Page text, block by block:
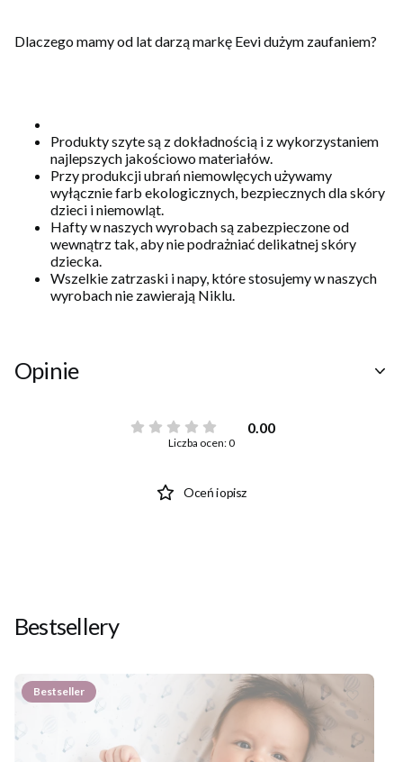
Dlaczego mamy od lat darzą markę Eevi dużym zaufaniem?
Produkty szyte są z dokładnością i z wykorzystaniem
najlepszych jakościowo materiałów.
Przy produkcji ubrań niemowlęcych używamy
wyłącznie farb ekologicznych, bezpiecznych dla skóry
dzieci i niemowląt.
Hafty w naszych wyrobach są zabezpieczone od
wewnątrz tak, aby nie podrażniać delikatnej skóry
dziecka.
Wszelkie zatrzaski i napy, które stosujemy w naszych
wyrobach nie zawierają Niklu.
Opinie
0.00
Liczba ocen: 0
Oceń i opisz
Bestsellery
Bestseller